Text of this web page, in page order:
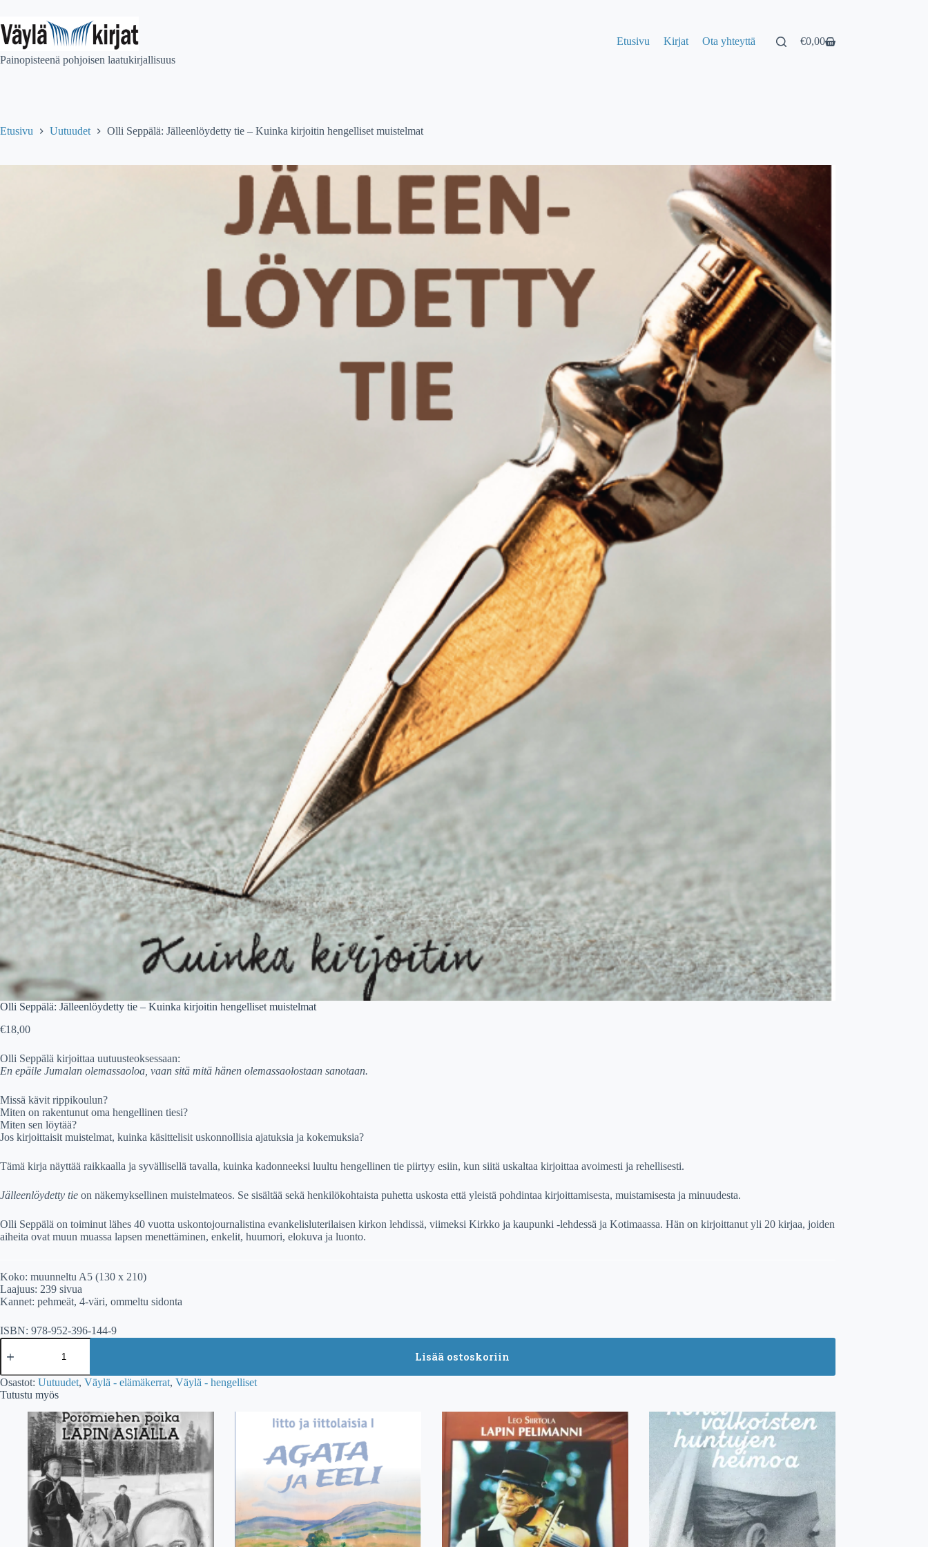
content
Painopisteenä pohjoisen laatukirjallisuus
Etusivu Kirjat Ota yhteyttä
Shopping
€0,00
Etusivu Uutuudet Olli Seppälä: Jälleenlöydetty tie – Kuinka kirjoitin hengelliset muistelmat
Olli Seppälä: Jälleenlöydetty tie – Kuinka kirjoitin hengelliset muistelmat
€18,00
Olli Seppälä kirjoittaa uutuusteoksessaan:
En epäile Jumalan olemassaoloa, vaan sitä mitä hänen olemassaolostaan sanotaan.
Missä kävit rippikoulun?
Miten on rakentunut oma hengellinen tiesi?
Miten sen löytää?
Jos kirjoittaisit muistelmat, kuinka käsittelisit uskonnollisia ajatuksia ja kokemuksia?
Tämä kirja näyttää raikkaalla ja syvällisellä tavalla, kuinka kadonneeksi luultu hengellinen tie piirtyy esiin, kun siitä uskaltaa kirjoittaa avoimesti ja rehellisesti.
Jälleenlöydetty tie on näkemyksellinen muistelmateos. Se sisältää sekä henkilökohtaista puhetta uskosta että yleistä pohdintaa kirjoittamisesta, muistamisesta ja minuudesta.
Olli Seppälä on toiminut lähes 40 vuotta uskontojournalistina evankelisluterilaisen kirkon lehdissä, viimeksi Kirkko ja kaupunki -lehdessä ja Kotimaassa. Hän on kirjoittanut yli 20 kirjaa, joiden
aiheita ovat muun muassa lapsen menettäminen, enkelit, huumori, elokuva ja luonto.
Koko: muunneltu A5 (130 x 210)
Laajuus: 239 sivua
Kannet: pehmeät, 4-väri, ommeltu sidonta
ISBN: 978-952-396-144-9
Olli
Seppälä:
tie
–
Kuinka
kirjoitin
hengelliset
muistelmat
Lisää ostoskoriin
Osastot: Uutuudet, Väylä - elämäkerrat, Väylä - hengelliset
Tutustu myös